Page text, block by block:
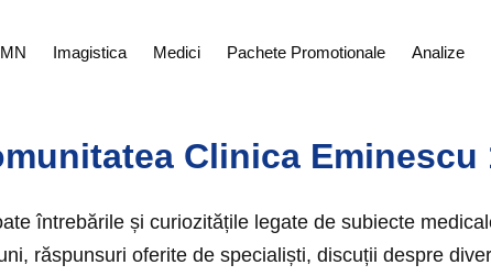
Imagistica Medici Pachete Promotionale Analize
Clinica Eminescu
întrebările și curiozitățile legate de subiecte
răspunsuri oferite de specialiști, discuții despre